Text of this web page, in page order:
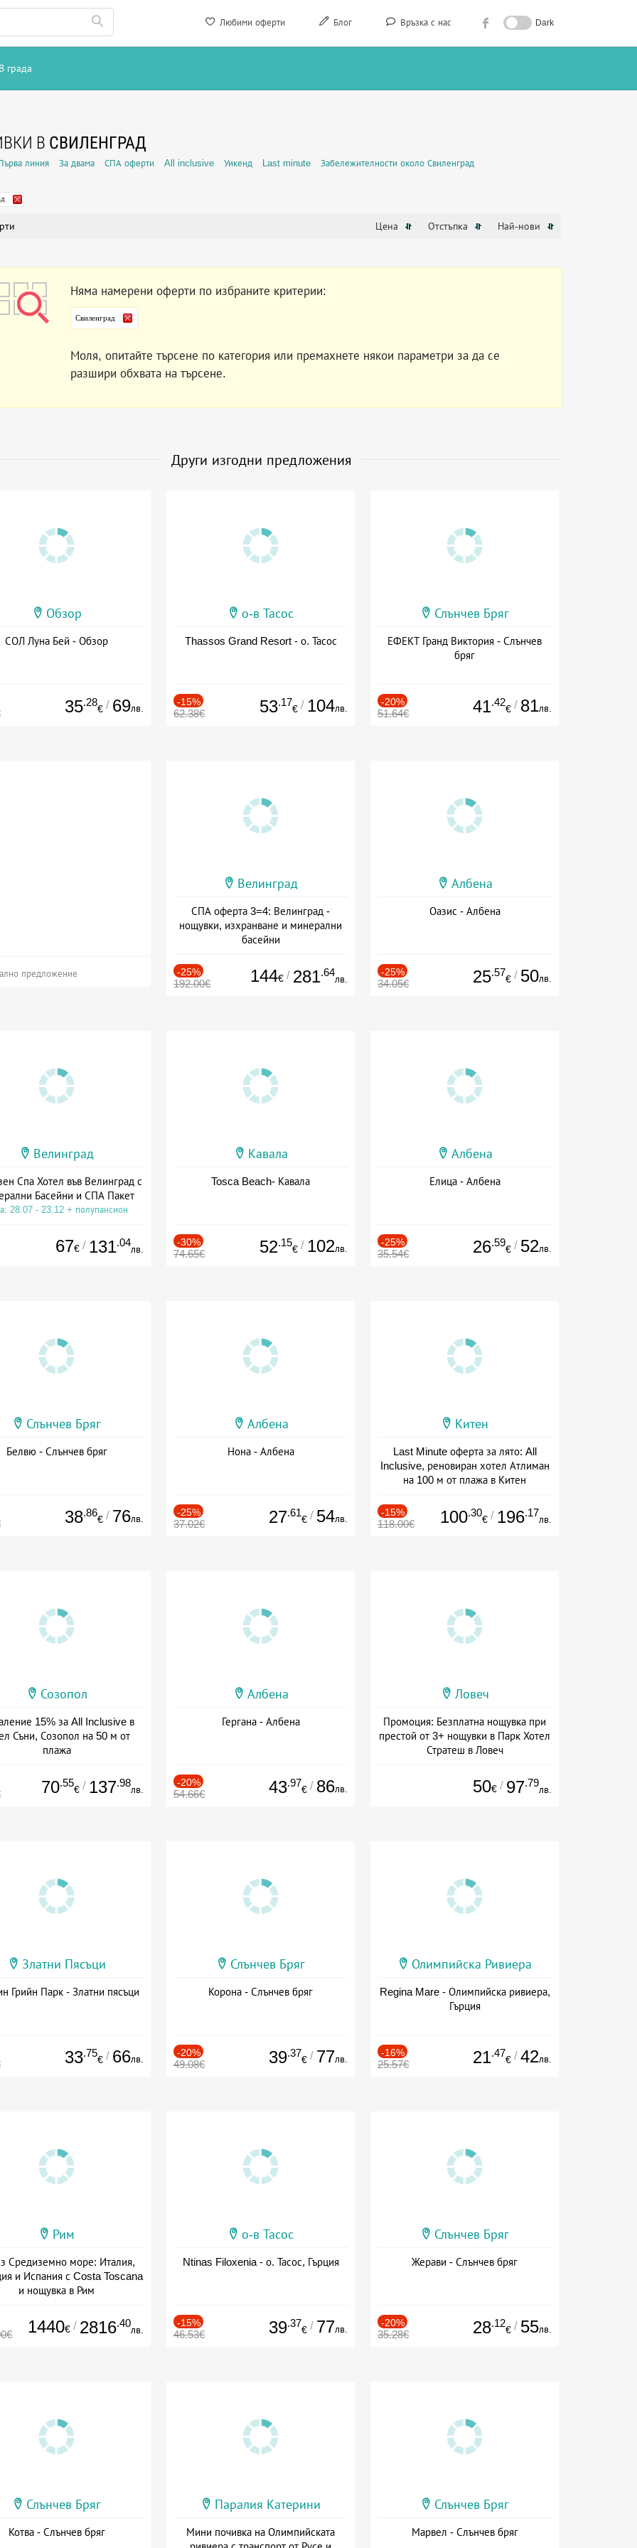
Любими оферти Блог Връзка с нас Dark
В града
В СВИЛЕНГРАД
линия За двама СПА оферти All inclusive Уикенд Last minute Забележителности около Свиленград
Цена Отстъпка Най-нови
Няма намерени оферти по избраните критерии:
Свиленград
Моля, опитайте търсене по категория или премахнете някои параметри за да се
разшири обхвата на търсене.
Други изгодни предложения
Обзор
СОЛ Луна Бей - Обзор
35.28
€ / 69лв.
о-в Тасос
Thassos Grand Resort - о. Тасос
-15%
62.38€ 53.17
€ / 104лв.
Слънчев Бряг
ЕФЕКТ Гранд Виктория - Слънчев
бряг
-20%
51.64€ 41.42
€ / 81лв.
предложение
Велинград
СПА оферта 3=4: Велинград -
нощувки, изхранване и минерални
басейни
-25%
192.00€ 144€ / 281.64
лв.
Албена
Оазис - Албена
-25%
34.05€ 25.57
€ / 50лв.
Велинград
Спа Хотел във Велинград с
Басейни и СПА Пакет
28.07 - 23.12 + полупансион
67€ / 131.04
лв.
Кавала
Tosca Beach- Кавала
-30%
74.65€ 52.15
€ / 102лв.
Албена
Елица - Албена
-25%
35.54€ 26.59
€ / 52лв.
Слънчев Бряг
Белвю - Слънчев бряг
38.86
€ / 76лв.
Албена
Нона - Албена
-25%
37.02€ 27.61
€ / 54лв.
Китен
Last Minute оферта за лято: All
Inclusive, реновиран хотел Атлиман
на 100 м от плажа в Китен
-15%
118.00€ 100.30
€ / 196.17
лв.
Созопол
15% за All Inclusive в
Съни, Созопол на 50 м от
плажа
70.55
€ / 137.98
лв.
Албена
Гергана - Албена
-20%
54.66€ 43.97
€ / 86лв.
Ловеч
Промоция: Безплатна нощувка при
престой от 3+ нощувки в Парк Хотел
Стратеш в Ловеч
50€ / 97.79
лв.
Златни Пясъци
Грийн Парк - Златни пясъци
33.75
€ / 66лв.
Слънчев Бряг
Корона - Слънчев бряг
-20%
49.08€ 39.37
€ / 77лв.
Олимпийска Ривиера
Regina Mare - Олимпийска ривиера,
Гърция
-16%
25.57€ 21.47
€ / 42лв.
Рим
Средиземно море: Италия,
и Испания с Costa Toscana
и нощувка в Рим
1440€ / 2816.40
лв.
о-в Тасос
Ntinas Filoxenia - о. Тасос, Гърция
-15%
46.53€ 39.37
€ / 77лв.
Слънчев Бряг
Жерави - Слънчев бряг
-20%
35.28€ 28.12
€ / 55лв.
Слънчев Бряг
Котва - Слънчев бряг
Паралия Катерини
Мини почивка на Олимпийската
Слънчев Бряг
Марвел - Слънчев бряг